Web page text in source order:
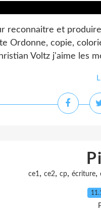
reconnaitre et
Ordonne, copie,
Voltz j'aime les
ce1, ce2, cp, écriture,